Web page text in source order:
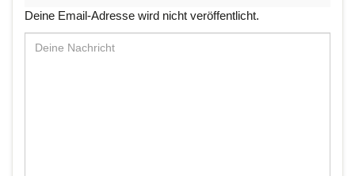
Deine Email-Adresse wird nicht veröffentlicht.